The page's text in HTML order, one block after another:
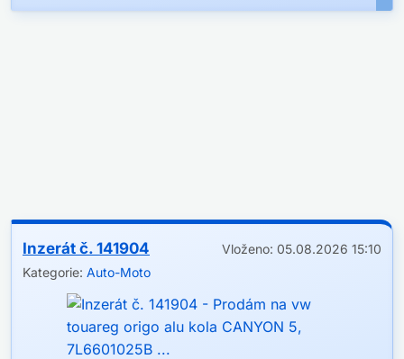
Inzerát č. 141904
Vloženo: 05.08.2026 15:10
Kategorie: Auto-Moto